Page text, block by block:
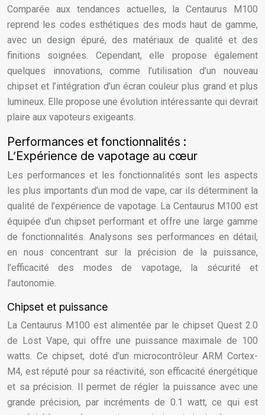
Comparée aux tendances actuelles, la Centaurus M100
reprend les codes esthétiques des mods haut de gamme,
avec un design épuré, des matériaux de qualité et des
finitions soignées. Cependant, elle propose également
quelques innovations, comme l’utilisation d’un nouveau
chipset et l’intégration d’un écran couleur plus grand et plus
lumineux. Elle propose une évolution intéressante qui devrait
plaire aux vapoteurs exigeants.
Performances et fonctionnalités :
L’Expérience de vapotage au cœur
Les performances et les fonctionnalités sont les aspects
les plus importants d’un mod de vape, car ils déterminent la
qualité de l’expérience de vapotage. La Centaurus M100 est
équipée d’un chipset performant et offre une large gamme
de fonctionnalités. Analysons ses performances en détail,
en nous concentrant sur la précision de la puissance,
l’efficacité des modes de vapotage, la sécurité et
l’autonomie.
Chipset et puissance
La Centaurus M100 est alimentée par le chipset Quest 2.0
de Lost Vape, qui offre une puissance maximale de 100
watts. Ce chipset, doté d’un microcontrôleur ARM Cortex-
M4, est réputé pour sa réactivité, son efficacité énergétique
et sa précision. Il permet de régler la puissance avec une
grande précision, par incréments de 0.1 watt, ce qui est